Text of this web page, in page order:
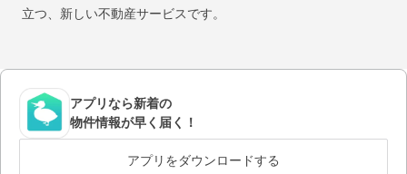
立つ、新しい不動産サービスです。
アプリなら新着の
物件情報が早く届く！
アプリをダウンロードする